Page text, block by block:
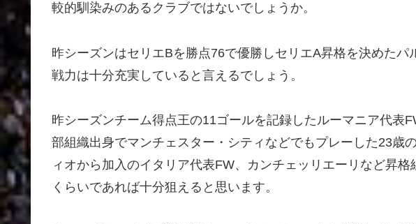
較的馴染みのあるクラブではないでしょうか。
昨シーズンはセリエBを勝点76で優勝しセリエA昇格を決めたパ
戦力は十分充実していると言えるでしょう。
昨シーズンチーム得点王の11ゴールを記録したルーマニア代表
部組織出身でマンチェスター・シティなどでもプレーした23歳
ィオから加入のイタリア代表FW、カンチェッリエーリなど昇
くらいであれば十分狙えると思います。